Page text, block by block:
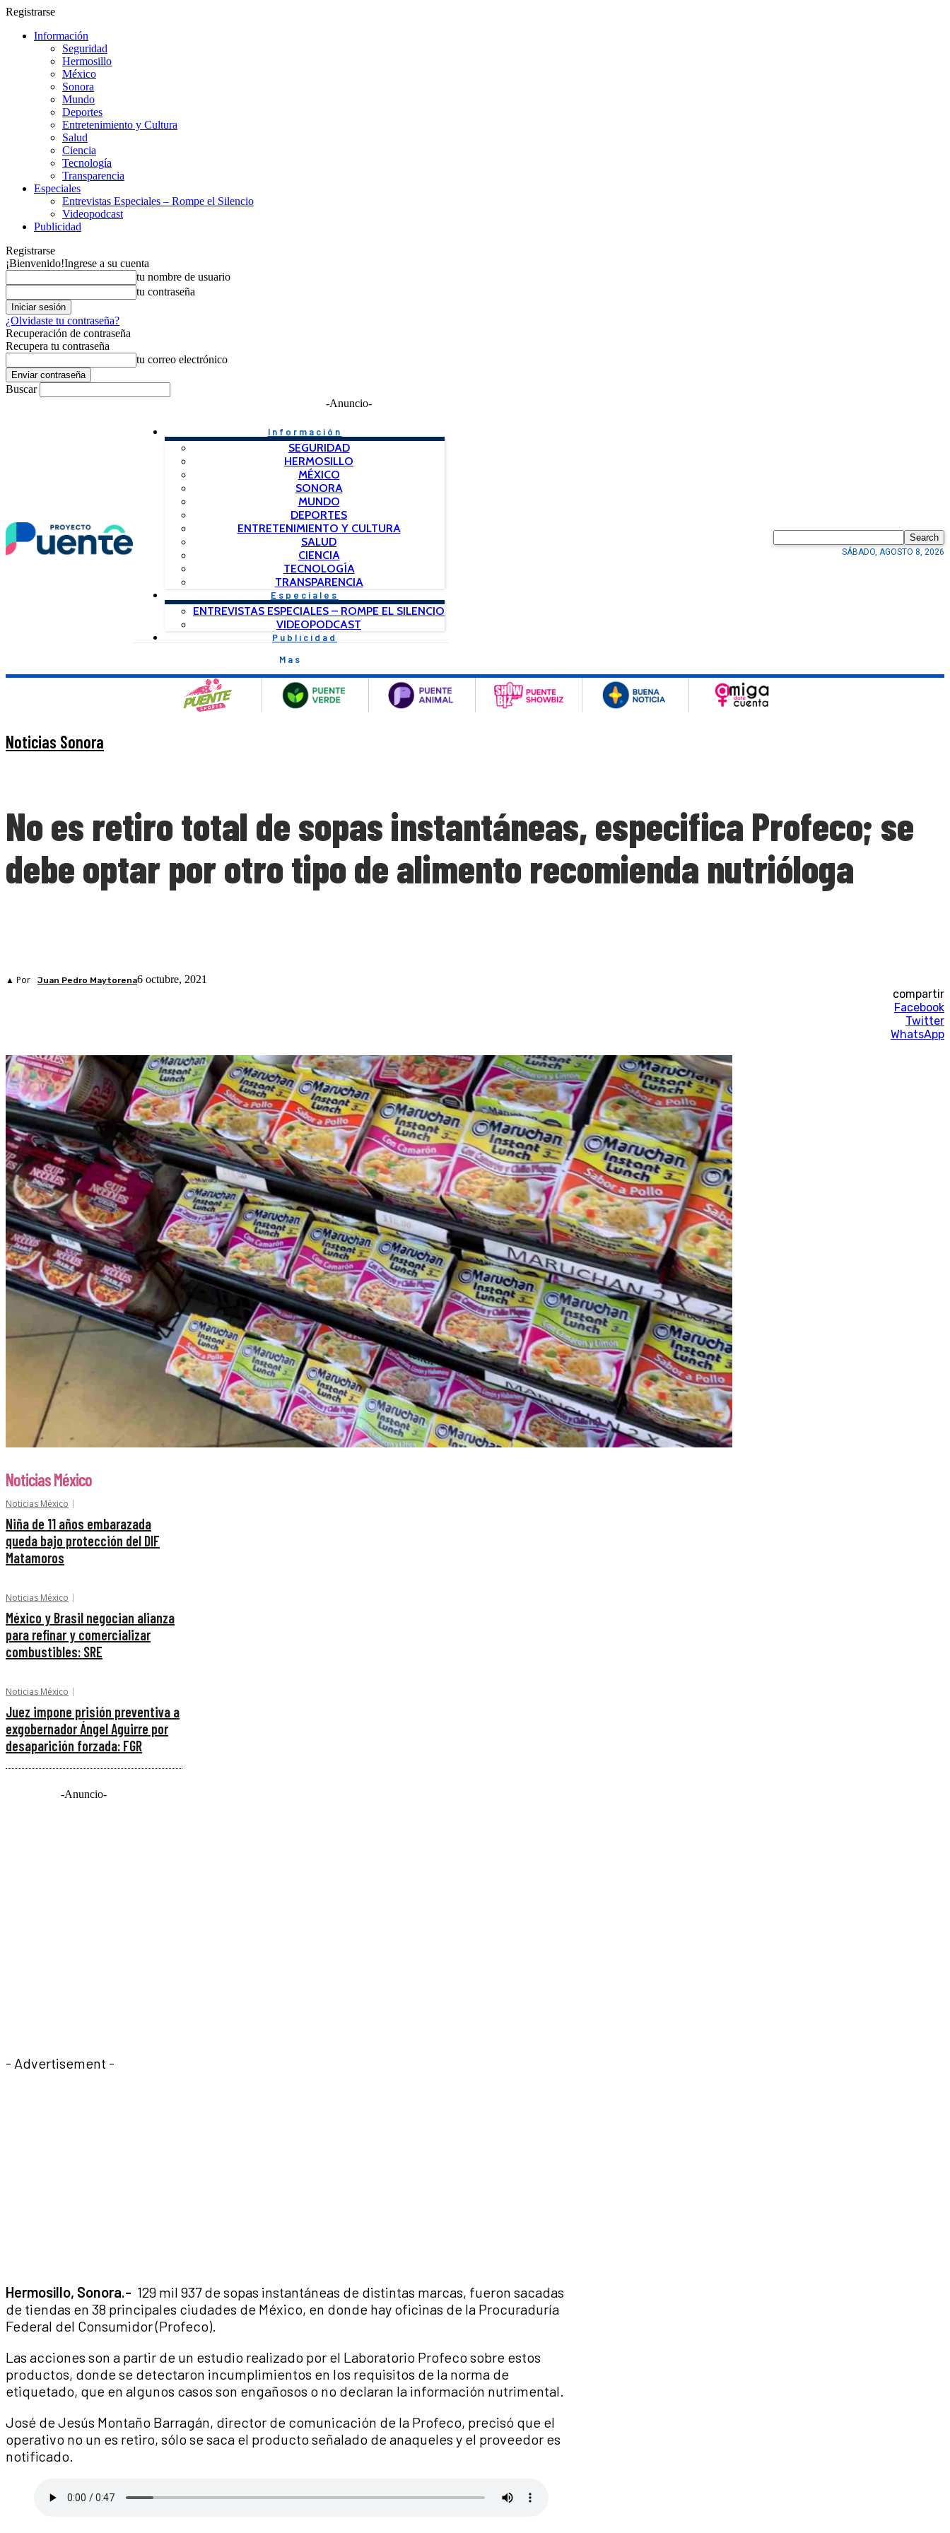
Registrarse
Información
Seguridad
Hermosillo
México
Sonora
Mundo
Deportes
Entretenimiento y Cultura
Salud
Ciencia
Tecnología
Transparencia
Especiales
Entrevistas Especiales – Rompe el Silencio
Videopodcast
Publicidad
Registrarse
¡Bienvenido!Ingrese a su cuenta
tu nombre de usuario
tu contraseña
¿Olvidaste tu contraseña?
Recuperación de contraseña
Recupera tu contraseña
tu correo electrónico
Buscar
-Anuncio-
Información
SEGURIDAD
HERMOSILLO
MÉXICO
SONORA
MUNDO
DEPORTES
ENTRETENIMIENTO Y CULTURA
SALUD
CIENCIA
TECNOLOGÍA
TRANSPARENCIA
Especiales
ENTREVISTAS ESPECIALES – ROMPE EL SILENCIO
VIDEOPODCAST
Publicidad
Mas
Search
SÁBADO, AGOSTO 8, 2026
Noticias Sonora
No es retiro total de sopas instantáneas, especifica Profeco; se
debe optar por otro tipo de alimento recomienda nutrióloga
▲ Por Juan Pedro Maytorena6 octubre, 2021
compartir
Facebook
Twitter
WhatsApp
Noticias México
Noticias México
Niña de 11 años embarazada
queda bajo protección del DIF
Matamoros
Noticias México
México y Brasil negocian alianza
para refinar y comercializar
combustibles: SRE
Noticias México
Juez impone prisión preventiva a
exgobernador Ángel Aguirre por
desaparición forzada: FGR
-Anuncio-
- Advertisement -
Hermosillo, Sonora.- 129 mil 937 de sopas instantáneas de distintas marcas, fueron sacadas
de tiendas en 38 principales ciudades de México, en donde hay oficinas de la Procuraduría
Federal del Consumidor (Profeco).
Las acciones son a partir de un estudio realizado por el Laboratorio Profeco sobre estos
productos, donde se detectaron incumplimientos en los requisitos de la norma de
etiquetado, que en algunos casos son engañosos o no declaran la información nutrimental.
José de Jesús Montaño Barragán, director de comunicación de la Profeco, precisó que el
operativo no un es retiro, sólo se saca el producto señalado de anaqueles y el proveedor es
notificado.